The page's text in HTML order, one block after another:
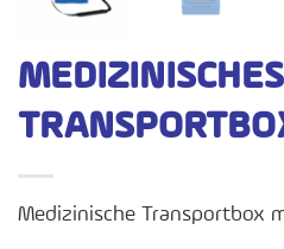
MEDIZINISCHES
Medizinische Transportbox